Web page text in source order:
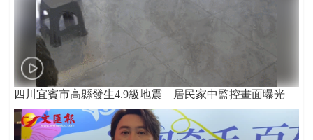
四川宜賓市高縣發生4.9級地震 居民家中監控畫面曝光